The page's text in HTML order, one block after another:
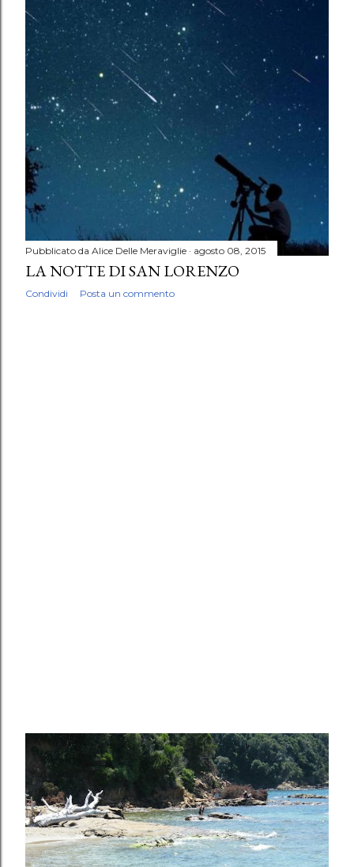
Pubblicato da Alice Delle Meraviglie agosto 08, 2015
LA NOTTE DI SAN LORENZO
Condividi Posta un commento